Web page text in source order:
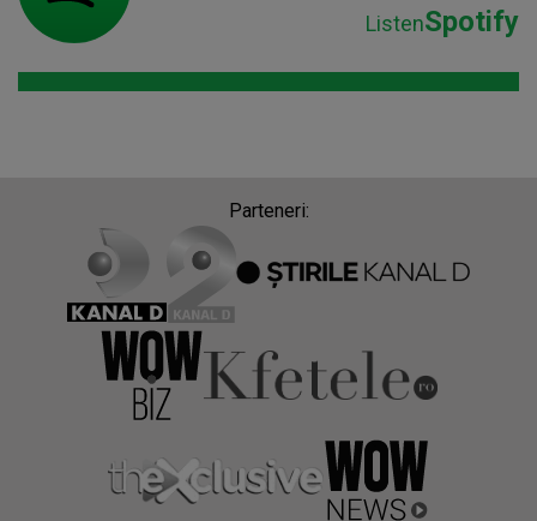
ListenSpotify
Parteneri: